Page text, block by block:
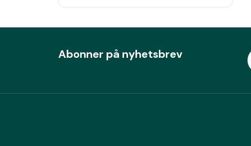
Abonner på nyhetsbrev